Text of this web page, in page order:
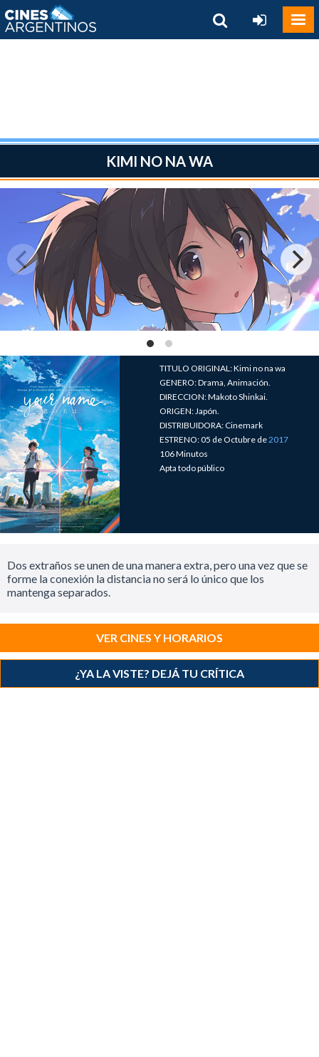
KIMI NO NA WA
TITULO ORIGINAL: Kimi no na wa
GENERO: Drama, Animación.
DIRECCION: Makoto Shinkai.
ORIGEN: Japón.
DISTRIBUIDORA: Cinemark
ESTRENO: 05 de Octubre de2017
106 Minutos
Apta todo público
Dos extraños se unen de una manera extra, pero una vez que se
forme la conexión la distancia no será lo único que los
mantenga separados.
VER CINES Y HORARIOS
¿YA LA VISTE? DEJÁ TU CRÍTICA